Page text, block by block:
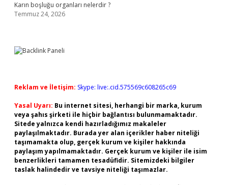
Karın boşluğu organları nelerdir ?
Temmuz 24, 2026
Reklam ve İletişim: Skype: live:.cid.575569c608265c69
Yasal Uyarı: Bu internet sitesi, herhangi bir marka, kurum
veya şahıs şirketi ile hiçbir bağlantısı bulunmamaktadır.
Sitede yalnızca kendi hazırladığımız makaleler
paylaşılmaktadır. Burada yer alan içerikler haber niteliği
taşımamakta olup, gerçek kurum ve kişiler hakkında
paylaşım yapılmamaktadır. Gerçek kurum ve kişiler ile isim
benzerlikleri tamamen tesadüfidir. Sitemizdeki bilgiler
taslak halindedir ve tavsiye niteliği taşımazlar.